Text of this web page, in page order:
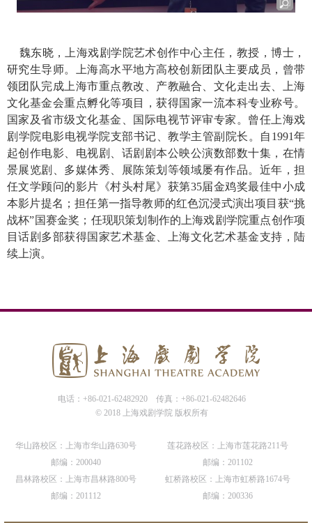
魏东晓，上海戏剧学院艺术创作中心主任，教授，博士，
研究生导师。上海高水平地方高校创新团队主要成员，曾带
领团队完成上海市重点教改、产教融合、文化走出去、上海
文化基金会重点孵化等项目，获得国家一流本科专业称号。
国家及省市级文化基金、国际电视节评审专家。曾任上海戏
剧学院电影电视学院支部书记、教学主管副院长。自 1991年
起创作电影、电视剧、话剧剧本公映公演数部数十集，在情
景展览剧、多媒体秀、展陈策划等领域屡有作品。近年，担
任文学顾问的影片《村头村尾》获第35届金鸡奖最佳中小成
本影片提名；担任第一指导教师的红色沉浸式演出项目获“挑
战杯”国赛金奖；任现职策划制作的上海戏剧学院重点创作项
目话剧多部获得国家艺术基金、上海文化艺术基金支持，陆
续上演。
电话：+86-021-62482920
传真：+86-021-62482646
© 2018 上海戏剧学院 版权所有
华山路校区：上海市华山路630号
邮编：200040
昌林路校区：上海市昌林路800号
邮编：201112
莲花路校区：上海市莲花路211号
邮编：201102
虹桥路校区：上海市虹桥路1674号
邮编：200336